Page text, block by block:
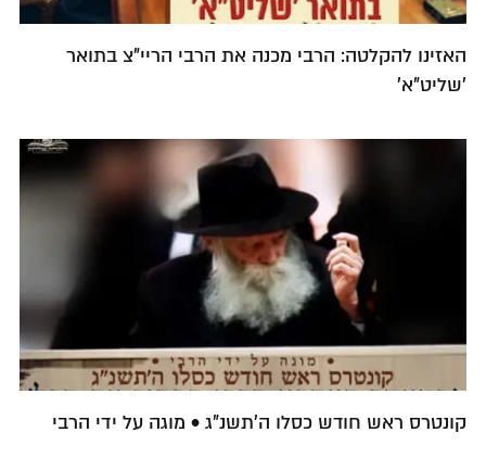
האזינו להקלטה: הרבי מכנה את הרבי הריי"צ בתואר
'שליט"א'
קונטרס ראש חודש כסלו ה'תשנ"ג • מוגה על ידי הרבי